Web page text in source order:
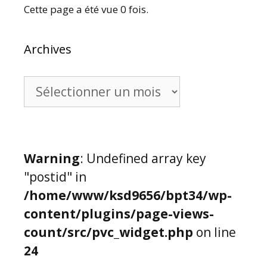
Cette page a été vue 0 fois.
Archives
Warning: Undefined array key
"postid" in
/home/www/ksd9656/bpt34/wp-
content/plugins/page-views-
count/src/pvc_widget.php on line
24